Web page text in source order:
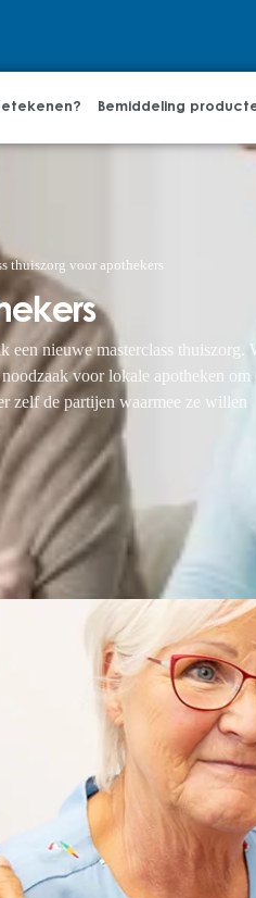
Bemiddeling
thuiszorg voor apothekers
nieuwe masterclass thuiszorg.
voor lokale apotheken om
zelf de partijen waarmee ze willen